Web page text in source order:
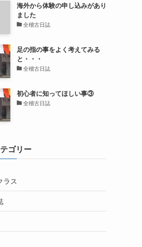
海外から体験の申し込みがあり
ました
全稽古日誌
足の指の事をよく考えてみる
と・・・
全稽古日誌
初心者に知ってほしい事③
全稽古日誌
ゴリー
ラス